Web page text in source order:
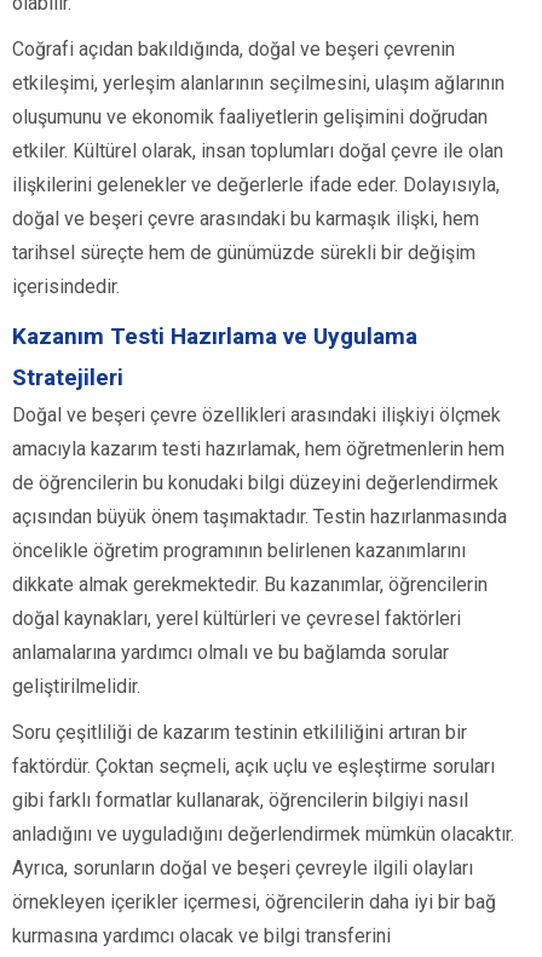
Coğrafi açıdan bakıldığında, doğal ve beşeri çevrenin
etkileşimi, yerleşim alanlarının seçilmesini, ulaşım ağlarının
oluşumunu ve ekonomik faaliyetlerin gelişimini doğrudan
etkiler. Kültürel olarak, insan toplumları doğal çevre ile olan
ilişkilerini gelenekler ve değerlerle ifade eder. Dolayısıyla,
doğal ve beşeri çevre arasındaki bu karmaşık ilişki, hem
tarihsel süreçte hem de günümüzde sürekli bir değişim
içerisindedir.
Kazanım Testi Hazırlama ve Uygulama
Stratejileri
Doğal ve beşeri çevre özellikleri arasındaki ilişkiyi ölçmek
amacıyla kazarım testi hazırlamak, hem öğretmenlerin hem
de öğrencilerin bu konudaki bilgi düzeyini değerlendirmek
açısından büyük önem taşımaktadır. Testin hazırlanmasında
öncelikle öğretim programının belirlenen kazanımlarını
dikkate almak gerekmektedir. Bu kazanımlar, öğrencilerin
doğal kaynakları, yerel kültürleri ve çevresel faktörleri
anlamalarına yardımcı olmalı ve bu bağlamda sorular
geliştirilmelidir.
Soru çeşitliliği de kazarım testinin etkililiğini artıran bir
faktördür. Çoktan seçmeli, açık uçlu ve eşleştirme soruları
gibi farklı formatlar kullanarak, öğrencilerin bilgiyi nasıl
anladığını ve uyguladığını değerlendirmek mümkün olacaktır.
Ayrıca, sorunların doğal ve beşeri çevreyle ilgili olayları
örnekleyen içerikler içermesi, öğrencilerin daha iyi bir bağ
kurmasına yardımcı olacak ve bilgi transferini